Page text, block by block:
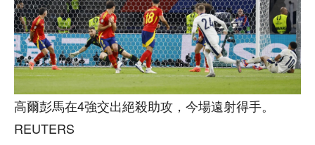
高爾彭馬在4強交出絕殺助攻，今場遠射得手。
REUTERS